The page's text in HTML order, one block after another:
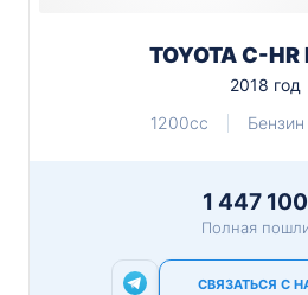
TOYOTA C-
2018 год
1200cc
Бензин
1 447
Полная
СВЯЗАТЬСЯ С